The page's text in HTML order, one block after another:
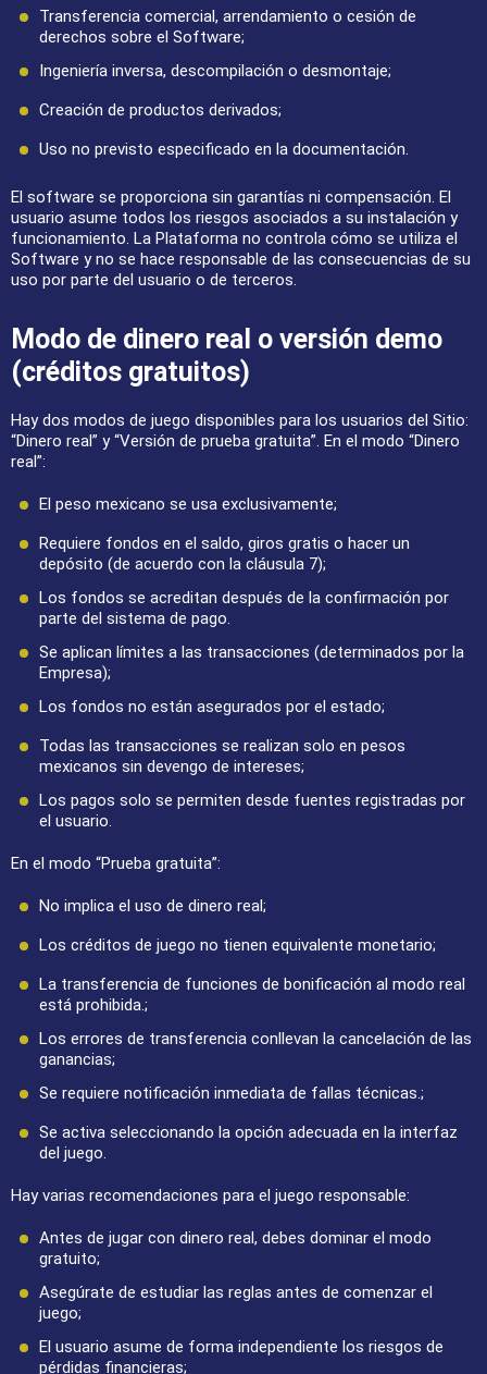
Transferencia comercial, arrendamiento o cesión de
derechos sobre el Software;
Ingeniería inversa, descompilación o desmontaje;
Creación de productos derivados;
Uso no previsto especificado en la documentación.
El software se proporciona sin garantías ni compensación. El
usuario asume todos los riesgos asociados a su instalación y
funcionamiento. La Plataforma no controla cómo se utiliza el
Software y no se hace responsable de las consecuencias de su
uso por parte del usuario o de terceros.
Modo de dinero real o versión demo
(créditos gratuitos)
Hay dos modos de juego disponibles para los usuarios del Sitio:
“Dinero real” y “Versión de prueba gratuita”. En el modo “Dinero
real”:
El peso mexicano se usa exclusivamente;
Requiere fondos en el saldo, giros gratis o hacer un
depósito (de acuerdo con la cláusula 7);
Los fondos se acreditan después de la confirmación por
parte del sistema de pago.
Se aplican límites a las transacciones (determinados por la
Empresa);
Los fondos no están asegurados por el estado;
Todas las transacciones se realizan solo en pesos
mexicanos sin devengo de intereses;
Los pagos solo se permiten desde fuentes registradas por
el usuario.
En el modo “Prueba gratuita”:
No implica el uso de dinero real;
Los créditos de juego no tienen equivalente monetario;
La transferencia de funciones de bonificación al modo real
está prohibida.;
Los errores de transferencia conllevan la cancelación de las
ganancias;
Se requiere notificación inmediata de fallas técnicas.;
Se activa seleccionando la opción adecuada en la interfaz
del juego.
Hay varias recomendaciones para el juego responsable:
Antes de jugar con dinero real, debes dominar el modo
gratuito;
Asegúrate de estudiar las reglas antes de comenzar el
juego;
El usuario asume de forma independiente los riesgos de
pérdidas financieras;